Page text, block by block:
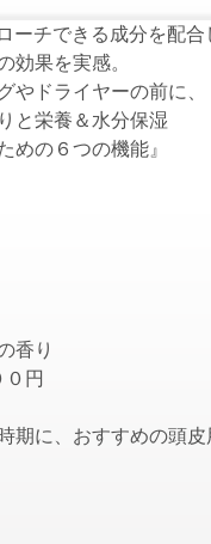
ーチできる成分を配
効果を実感。
やドライヤーの前に、
と栄養＆水分保湿
めの６つの機能』
香り
０円
期に、おすすめの頭